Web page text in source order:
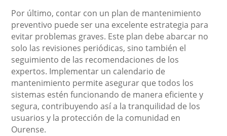
Por último, contar con un plan de mantenimiento
preventivo puede ser una excelente estrategia para
evitar problemas graves. Este plan debe abarcar no
solo las revisiones periódicas, sino también el
seguimiento de las recomendaciones de los
expertos. Implementar un calendario de
mantenimiento permite asegurar que todos los
sistemas estén funcionando de manera eficiente y
segura, contribuyendo así a la tranquilidad de los
usuarios y la protección de la comunidad en
Ourense.